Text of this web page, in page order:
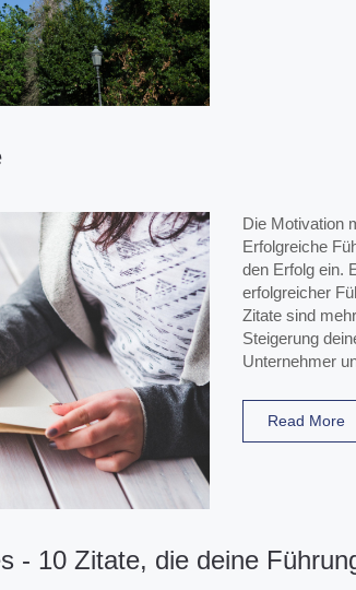
Die Motivation
Erfolgreiche
den Erfolg ein.
erfolgreicher
Zitate sind
Steigerung
Unternehmer
Read More
- 10 Zitate, die deine